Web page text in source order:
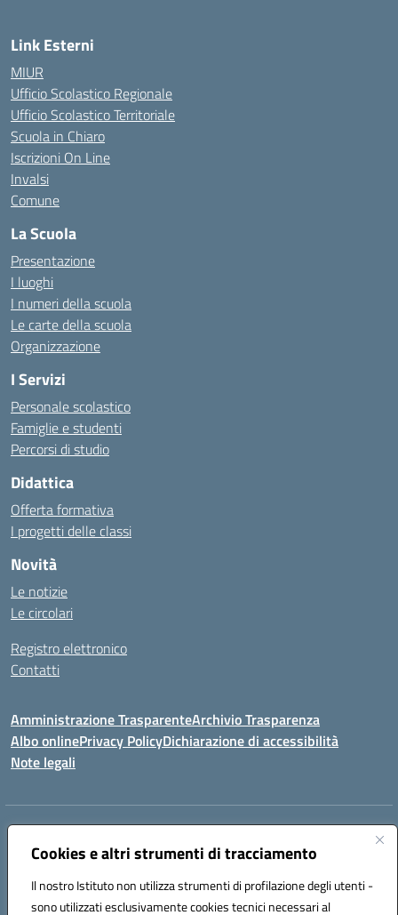
Cookies e altri strumenti di tracciamento
Il nostro Istituto non utilizza strumenti di profilazione degli utenti -
sono utilizzati esclusivamente cookies tecnici necessari al
Link Esterni
MIUR
Ufficio Scolastico Regionale
Ufficio Scolastico Territoriale
Scuola in Chiaro
Iscrizioni On Line
Invalsi
Comune
La Scuola
Presentazione
I luoghi
I numeri della scuola
Le carte della scuola
Organizzazione
I Servizi
Personale scolastico
Famiglie e studenti
Percorsi di studio
Didattica
Offerta formativa
I progetti delle classi
Novità
Le notizie
Le circolari
Registro elettronico
Contatti
Amministrazione TrasparenteArchivio Trasparenza
Albo onlinePrivacy PolicyDichiarazione di accessibilità
Note legali
Indirizzo:
Centralino:096721161 Email:czic869004@istruzione.it
Codice fiscale: 84000710792